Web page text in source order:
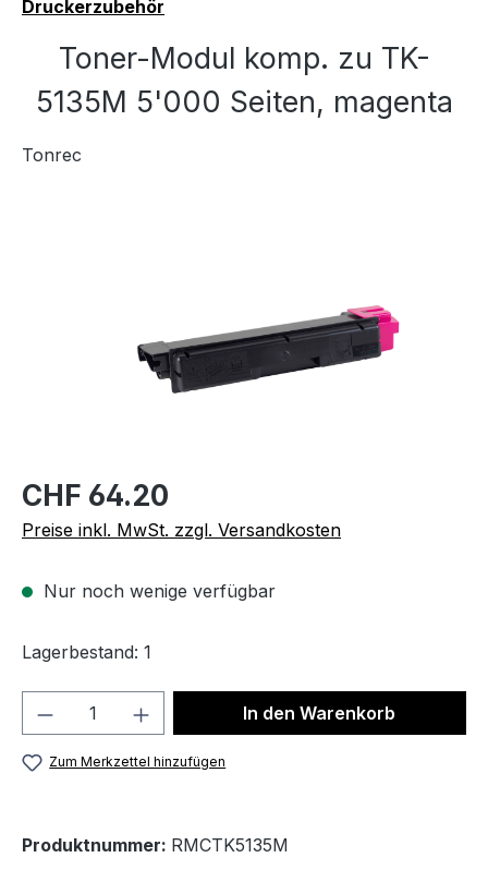
Druckerzubehör
Toner-Modul komp. zu TK-
5135M 5'000 Seiten, magenta
Tonrec
CHF 64.20
Preise inkl. MwSt. zzgl. Versandkosten
Nur noch wenige verfügbar
Lagerbestand: 1
Produkt Anzahl: Gib denIn den Warenkorb
Zum Merkzettel hinzufügen
Produktnummer: RMCTK5135M